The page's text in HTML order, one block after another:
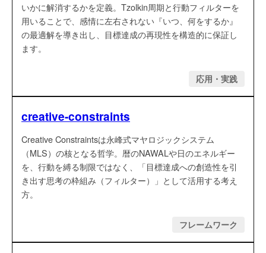
いかに解消するかを定義。Tzolkin周期と行動フィルターを
用いることで、感情に左右されない『いつ、何をするか』
の最適解を導き出し、目標達成の再現性を構造的に保証し
ます。
応用・実践
creative-constraints
Creative Constraintsは永峰式マヤロジックシステム
（MLS）の核となる哲学。暦のNAWALや日のエネルギー
を、行動を縛る制限ではなく、「目標達成への創造性を引
き出す思考の枠組み（フィルター）」として活用する考え
方。
フレームワーク